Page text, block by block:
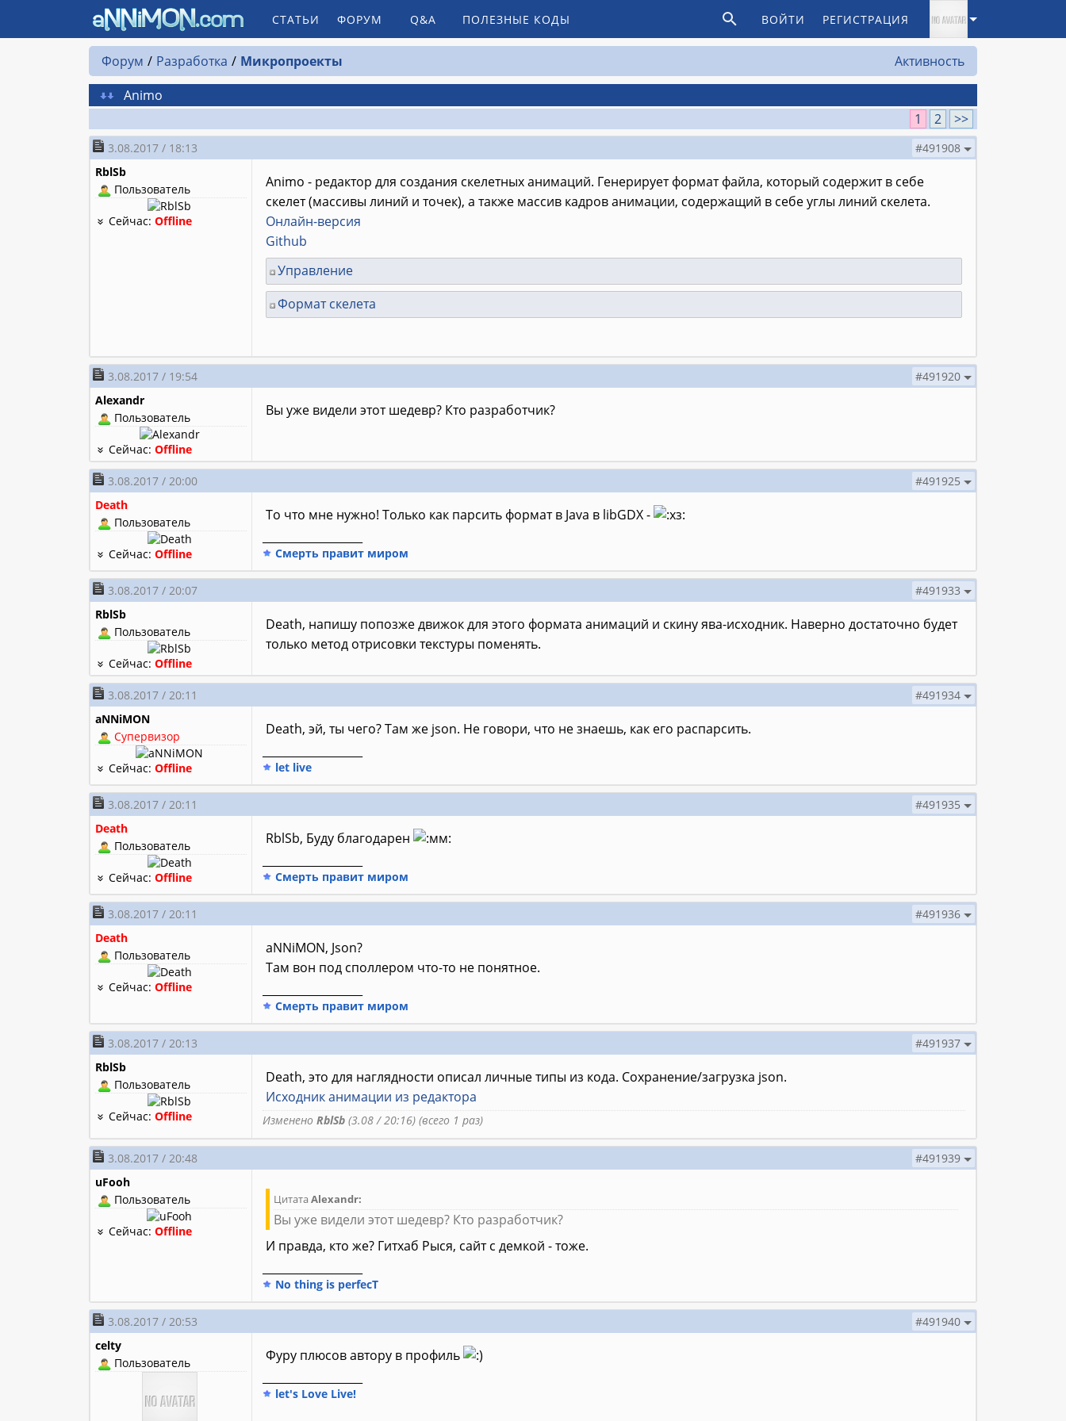
СТАТЬИ ФОРУМ Q&A ПОЛЕЗНЫЕ КОДЫ ВОЙТИ РЕГИСТРАЦИЯ
Форум Разработка Микропроекты
Активность
Animo
1
2 >>
3.08.2017 / 18:13
#491908
RblSb
Пользователь
Сейчас:Offline
Animo - редактор для создания скелетных анимаций. Генерирует формат файла, который содержит в себе
скелет (массивы линий и точек), а также массив кадров анимации, содержащий в себе углы линий скелета.
Онлайн-версия
Github
Управление
Формат скелета
3.08.2017 / 19:54
#491920
Alexandr
Пользователь
Сейчас:Offline
Вы уже видели этот шедевр? Кто разработчик?
3.08.2017 / 20:00
#491925
Death
Пользователь
Сейчас:Offline
То что мне нужно! Только как парсить формат в Java в libGDX -
Смерть правит миром
3.08.2017 / 20:07
#491933
RblSb
Пользователь
Сейчас:Offline
Death, напишу попозже движок для этого формата анимаций и скину ява-исходник. Наверно достаточно будет
только метод отрисовки текстуры поменять.
3.08.2017 / 20:11
#491934
aNNiMON
Супервизор
Сейчас:Offline
Death, эй, ты чего? Там же json. Не говори, что не знаешь, как его распарсить.
let live
3.08.2017 / 20:11
#491935
Death
Пользователь
Сейчас:Offline
RblSb, Буду благодарен
Смерть правит миром
3.08.2017 / 20:11
#491936
Death
Пользователь
Сейчас:Offline
aNNiMON, Json?
Там вон под споллером что-то не понятное.
Смерть правит миром
3.08.2017 / 20:13
#491937
RblSb
Пользователь
Сейчас:Offline
Death, это для наглядности описал личные типы из кода. Сохранение/загрузка json.
Исходник анимации из редактора
Изменено RblSb(3.08 / 20:16) (всего 1 раз)
3.08.2017 / 20:48
#491939
uFooh
Пользователь
Сейчас:Offline
ЦитатаAlexandr:
Вы уже видели этот шедевр? Кто разработчик?
И правда, кто же? Гитхаб Рыся, сайт с демкой - тоже.
No thing is perfecT
3.08.2017 / 20:53
#491940
celty
Пользователь
Фуру плюсов автору в профиль
let's Love Live!